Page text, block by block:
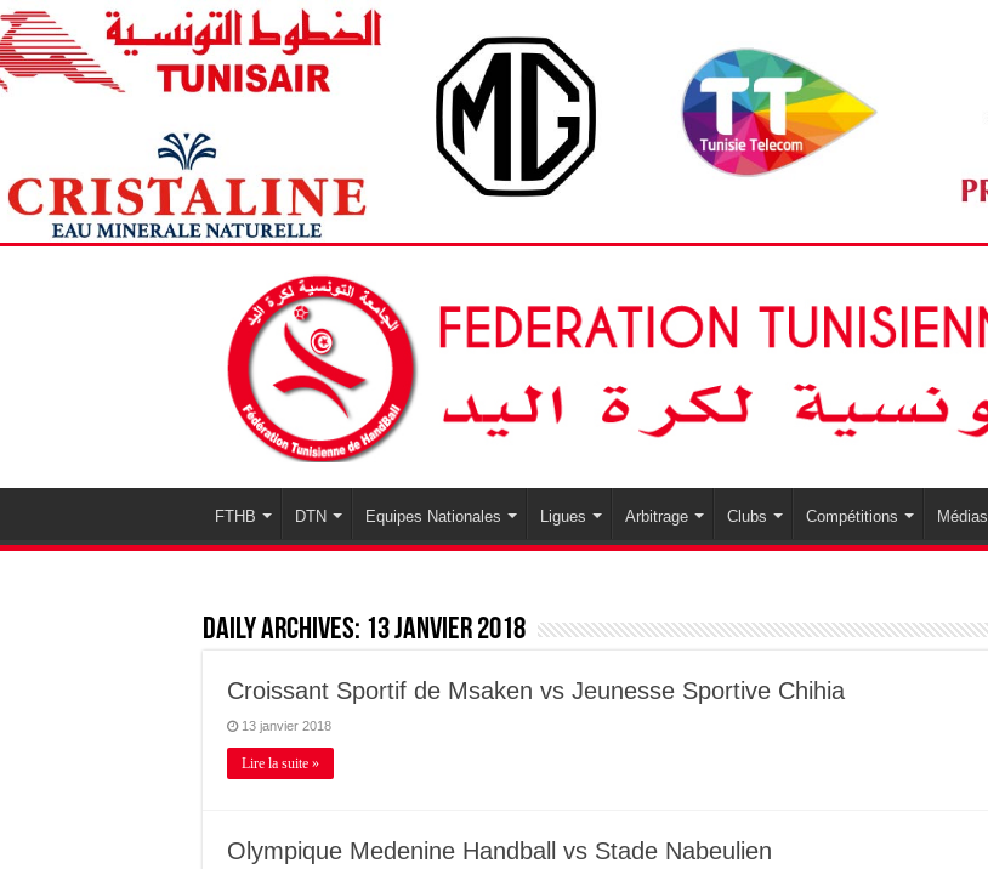
FTHB DTN Equipes Nationales Ligues Arbitrage Clubs Compétitions Médias
Daily Archives: 13 janvier 2018
Croissant Sportif de Msaken vs Jeunesse Sportive Chihia
13 janvier 2018
Lire la suite »
Olympique Medenine Handball vs Stade Nabeulien